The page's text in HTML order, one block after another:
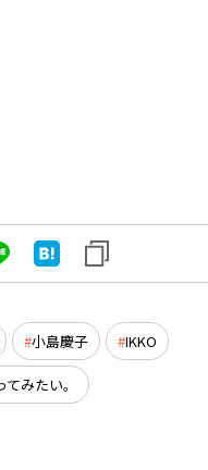
小島慶子 IKKO
みたい。